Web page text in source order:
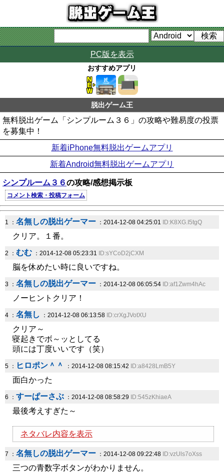
PC版を表示
おすすめアプリ
脱出ゲーム王
無料脱出ゲーム「シンプルーム３６」の攻略や難易度の投票
を募集中！
新着iPhone無料脱出ゲームアプリ
新着Android無料脱出ゲームアプリ
シンプルーム３６の攻略/感想掲示板
コメント検索・投稿フォーム
1 ： 名無しの脱出ゲーマー ：2014-12-08 04:25:01 ID:K8XG.I5tgQ
クリア。１番。
2 ： むむ ：2014-12-08 05:23:31 ID:sYCoD2jCXM
脳を休めたい時に良いですね。
3 ： 名無しの脱出ゲーマー ：2014-12-08 06:05:54 ID:af1Zwm4hAc
ノーヒントクリア！
4 ： 名無し ：2014-12-08 06:13:58 ID:crXgJVotXU
クリア～
寝起きでボ～ッとしてる
頭には丁度いいです（笑）
5 ： ヒロポン＾＾ ：2014-12-08 08:15:42 ID:a8428LmB5Y
面白かった
6 ： すーぱーさぶ ：2014-12-08 08:58:29 ID:545zKhiaeA
最後考えすぎた～
ネタバレ内容を表示
7 ： 名無しの脱出ゲーマー ：2014-12-08 09:22:48 ID:vzUls7oXss
三つの青数字ボタンがわかりません。